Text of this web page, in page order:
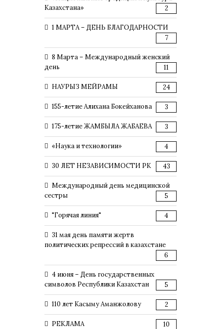
Казахстана»
2
1 МАРТА – ДЕНЬ БЛАГОДАРНОСТИ
7
8 Марта – Международный женский
день
11
НАУРЫЗ МЕЙРАМЫ 24
155-летие Алихана Бокейханова 3
175-летие ЖАМБЫЛА ЖАБАЕВА 3
«Наука и технологии» 4
30 ЛЕТ НЕЗАВИСИМОСТИ РК 43
Международный день медицинской
сестры
5
"Горячая линия" 4
31 мая день памяти жертв
политических репрессий в казахстане
6
4 июня – День государственных
символов Республики Казахстан
5
110 лет Касыму Аманжолову 2
РЕКЛАМА 10